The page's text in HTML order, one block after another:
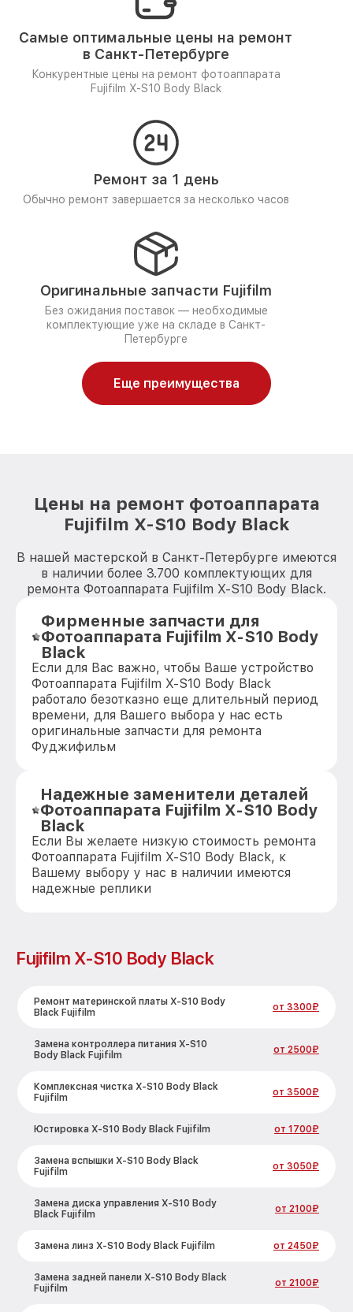
Самые оптимальные цены на ремонт
в Санкт-Петербурге
Конкурентные цены на ремонт фотоаппарата
Fujifilm X-S10 Body Black
Ремонт за 1 день
Обычно ремонт завершается за несколько часов
Оригинальные запчасти Fujifilm
Без ожидания поставок — необходимые
комплектующие уже на складе в Санкт-
Петербурге
Еще преимущества
Цены на ремонт фотоаппарата
Fujifilm X-S10 Body Black
В нашей мастерской в Санкт-Петербурге имеются
в наличии более 3.700 комплектующих для
ремонта Фотоаппарата Fujifilm X-S10 Body Black.
Фирменные запчасти для
Фотоаппарата Fujifilm X-S10 Body
Black
Если для Вас важно, чтобы Ваше устройство
Фотоаппарата Fujifilm X-S10 Body Black
работало безотказно еще длительный период
времени, для Вашего выбора у нас есть
оригинальные запчасти для ремонта
Фуджифильм
Надежные заменители деталей
Фотоаппарата Fujifilm X-S10 Body
Black
Если Вы желаете низкую стоимость ремонта
Фотоаппарата Fujifilm X-S10 Body Black, к
Вашему выбору у нас в наличии имеются
надежные реплики
Fujifilm X-S10 Body Black
Ремонт материнской платы X-S10 Body
Black Fujifilm
от 3300₽
Замена контроллера питания X-S10
Body Black Fujifilm
от 2500₽
Комплексная чистка X-S10 Body Black
Fujifilm
от 3500₽
Юстировка X-S10 Body Black Fujifilm от 1700₽
Замена вспышки X-S10 Body Black
Fujifilm
от 3050₽
Замена диска управления X-S10 Body
Black Fujifilm
от 2100₽
Замена линз X-S10 Body Black Fujifilm от 2450₽
Замена задней панели X-S10 Body Black
Fujifilm
от 2100₽